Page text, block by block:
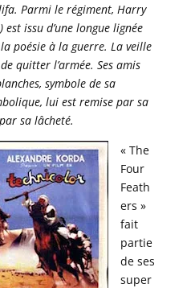
Parmi le régiment, Harry
est issu d’une longue lignée
poésie à la guerre. La veille
quitter l’armée. Ses amis
symbole de sa
lui est remise par sa
sa lâcheté.
« The
Four
Feath
ers »
fait
partie
de ses
super